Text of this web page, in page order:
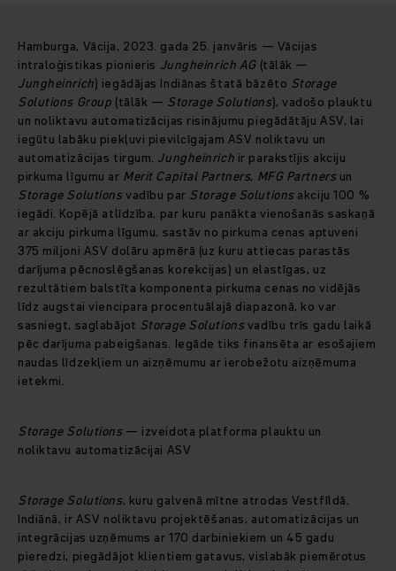
Hamburga, Vācija, 2023. gada 25. janvāris — Vācijas
intraloģistikas pionieris Jungheinrich AG(tālāk —
Jungheinrich) iegādājas Indiānas štatā bāzēto Storage
Solutions Group (tālāk — Storage Solutions), vadošo plauktu
un noliktavu automatizācijas risinājumu piegādātāju ASV, lai
iegūtu labāku piekļuvi pievilcīgajam ASV noliktavu un
automatizācijas tirgum. Jungheinrich ir parakstījis akciju
pirkuma līgumu ar Merit Capital Partners, MFG Partnersun
Storage Solutionsvadību par Storage Solutionsakciju 100 %
iegādi. Kopējā atlīdzība, par kuru panākta vienošanās saskaņā
ar akciju pirkuma līgumu, sastāv no pirkuma cenas aptuveni
375 miljoni ASV dolāru apmērā (uz kuru attiecas parastās
darījuma pēcnoslēgšanas korekcijas) un elastīgas, uz
rezultātiem balstīta komponenta pirkuma cenas no vidējās
līdz augstai viencipara procentuālajā diapazonā, ko var
sasniegt, saglabājot Storage Solutionsvadību trīs gadu laikā
pēc darījuma pabeigšanas. Iegāde tiks finansēta ar esošajiem
naudas līdzekļiem un aizņēmumu ar ierobežotu aizņēmuma
ietekmi.
Storage Solutions— izveidota platforma plauktu un
noliktavu automatizācijai ASV
Storage Solutions, kuru galvenā mītne atrodas Vestfīldā,
Indiānā, ir ASV noliktavu projektēšanas, automatizācijas un
integrācijas uzņēmums ar 170 darbiniekiem un 45 gadu
pieredzi, piegādājot klientiem gatavus, vislabāk piemērotus